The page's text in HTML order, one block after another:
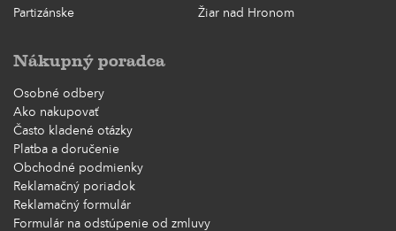
Partizánske
Žiar nad Hronom
Nákupný poradca
Osobné odbery
Ako nakupovať
Často kladené otázky
Platba a doručenie
Obchodné podmienky
Reklamačný poriadok
Reklamačný formulár
Formulár na odstúpenie od zmluvy